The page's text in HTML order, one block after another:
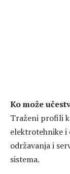
Ko može
Traženi profili
elektrotehnike i
održavanja i
sistema.